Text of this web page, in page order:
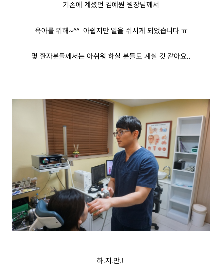
기존에 계셨던 김예원 원장님께서
육아를 위해~^^ 아쉽지만 일을 쉬시게 되었습니다 ㅠ
몇 환자분들께서는 아쉬워 하실 분들도 계실 것 같아요..
하.지.만.!